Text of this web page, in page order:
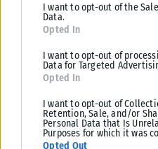
I want to opt-out of the
Data.
Opted In
I want to opt-out of
Data for Targeted
Opted In
I want to opt-out of
Retention, Sale, and/or
Personal Data that Is
Purposes for which it was
Opted Out
LIFESTYLE
Χαλκιδική: Γιόγκα και
Yoga με διασωθέντα κουτάβια
Μια ξεχωριστή εμπειρία που
φιλοζωική προσφορά έρχεται για
ΑΝΑΡΤΉΘΗΚΕ ΑΠΌKARFITSANEWS 05/08/